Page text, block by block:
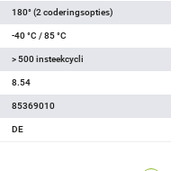
180° (2 coderingsopties)
-40 °C / 85 °C
> 500 insteekcycli
8.54
85369010
DE